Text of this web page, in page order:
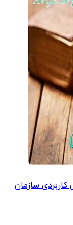
سازمان